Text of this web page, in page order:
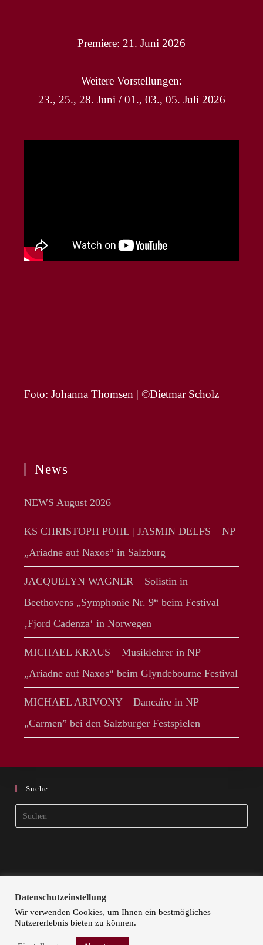
Premiere: 21. Juni 2026
Weitere Vorstellungen:
23., 25., 28. Juni / 01., 03., 05. Juli 2026
Foto: Johanna Thomsen | ©Dietmar Scholz
News
NEWS August 2026
KS CHRISTOPH POHL | JASMIN DELFS – NP
„Ariadne auf Naxos“ in Salzburg
JACQUELYN WAGNER – Solistin in
Beethovens „Symphonie Nr. 9“ beim Festival
‚Fjord Cadenza‘ in Norwegen
MICHAEL KRAUS – Musiklehrer in NP
„Ariadne auf Naxos“ beim Glyndebourne Festival
MICHAEL ARIVONY – Dancaïre in NP
„Carmen” bei den Salzburger Festspielen
Suche
the
STARTSEITE KÜNSTLER | ARTISTS
Datenschutzeinstellung
Wir verwenden Cookies, um Ihnen ein bestmögliches
Nutzererlebnis bieten zu können.